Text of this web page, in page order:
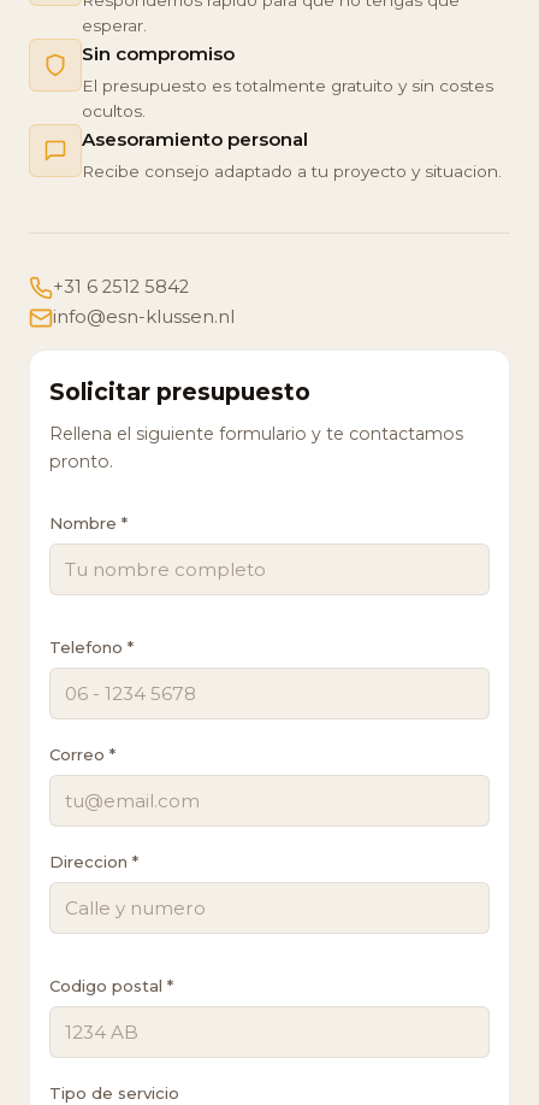
esperar.
Sin compromiso
El presupuesto es totalmente gratuito y sin costes
ocultos.
Asesoramiento personal
Recibe consejo adaptado a tu proyecto y situacion.
+31 6 2512 5842
info@esn-klussen.nl
Solicitar presupuesto
Rellena el siguiente formulario y te contactamos
pronto.
Nombre *
Telefono *
Correo *
Direccion *
Codigo postal *
Tipo de servicio